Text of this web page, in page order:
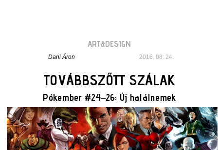
ART&DESIGN
Dani Áron 2016. 08. 24.
TOVÁBBSZŐTT SZÁLAK
Pókember #24–26: Új halálnemek